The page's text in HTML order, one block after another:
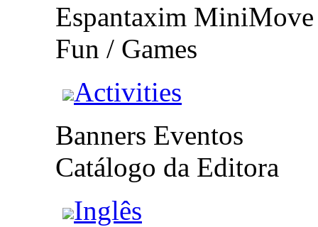
Espantaxim MiniMove
Fun / Games
Activities
Banners Eventos
Catálogo da Editora
Inglês